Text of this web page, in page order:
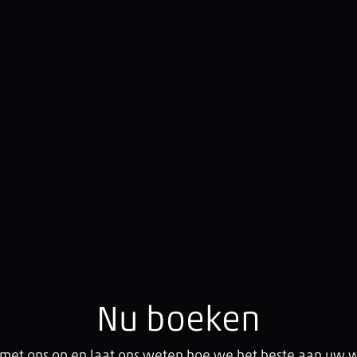
Nu boeken